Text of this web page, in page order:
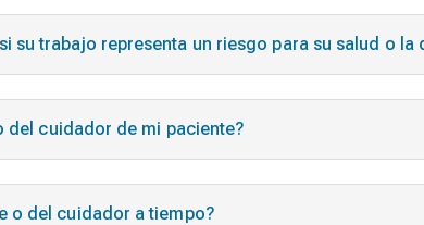
su trabajo representa un riesgo para su salud o la
del cuidador de mi paciente?
o del cuidador a tiempo?